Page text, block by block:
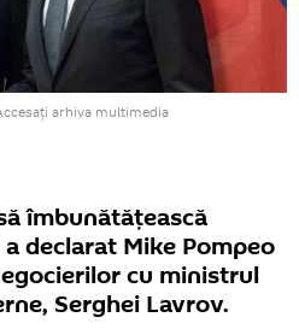
arhiva multimedia
îmbunătățească
declarat Mike Pompeo
cu ministrul
Serghei Lavrov.